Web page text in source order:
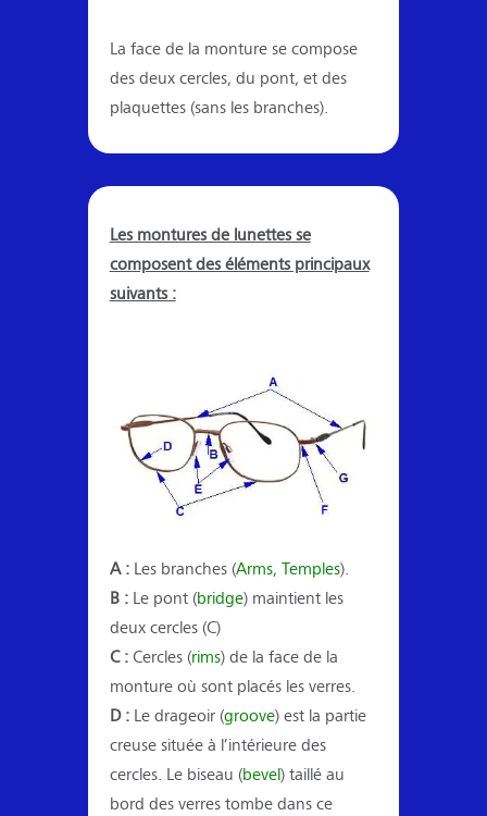
La face de la monture se compose
des deux cercles, du pont, et des
plaquettes (sans les branches).
Les montures de lunettes se
composent des éléments principaux
suivants :
A :Les branches (Arms, Temples).
B :Le pont (bridge) maintient les
deux cercles (C)
C :Cercles (rims) de la face de la
monture où sont placés les verres.
D :Le drageoir (groove) est la partie
creuse située à l’intérieure des
cercles. Le biseau (bevel) taillé au
bord des verres tombe dans ce